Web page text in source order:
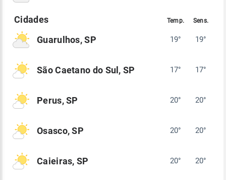
Guarulhos, SP 19° 19°
São Caetano do Sul, SP 17° 17°
Perus, SP 20° 20°
Osasco, SP 20° 20°
Caieiras, SP 20° 20°